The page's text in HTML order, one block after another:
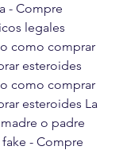
- Compre
legales
como comprar
esteroides
como comprar
esteroides La
o padre
- Compre